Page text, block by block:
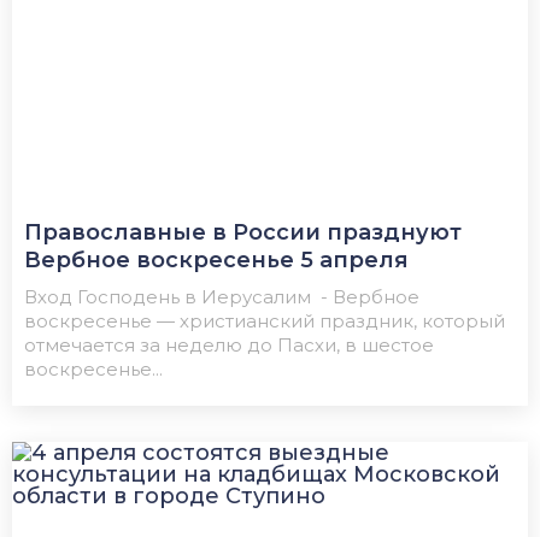
Православные в России празднуют
Вербное воскресенье 5 апреля
Вход Господень в Иерусалим - Вербное
воскресенье — христианский праздник, который
отмечается за неделю до Пасхи, в шестое
воскресенье...